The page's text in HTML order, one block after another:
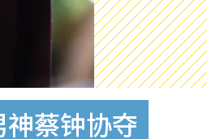
蔡钟协夺